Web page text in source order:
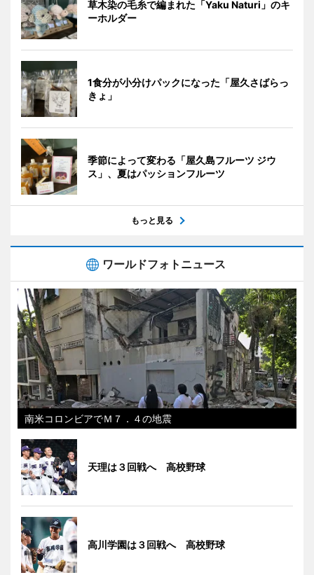
草木染の毛糸で編まれた「Yaku Naturi」のキ
ーホルダー
1食分が小分けパックになった「屋久さばらっ
きょ」
季節によって変わる「屋久島フルーツ ジウ
ス」、夏はパッションフルーツ
もっと見る
ワールドフォトニュース
南米コロンビアでＭ７．４の地震
天理は３回戦へ 高校野球
高川学園は３回戦へ 高校野球